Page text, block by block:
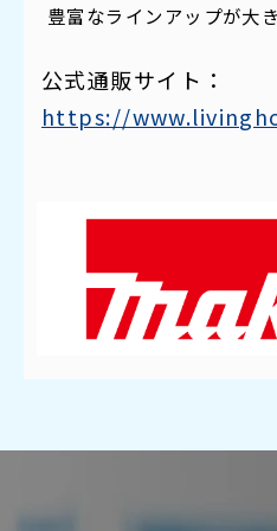
豊富なラインアップが大
公式通販サイト：
https://